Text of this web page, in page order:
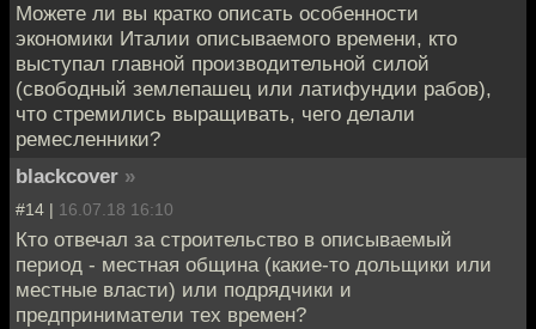
Можете ли вы кратко описать особенности
экономики Италии описываемого времени, кто
выступал главной производительной силой
(свободный землепашец или латифундии рабов),
что стремились выращивать, чего делали
ремесленники?
blackcover »
#14 | 16.07.18 16:10
Кто отвечал за строительство в описываемый
период - местная община (какие-то дольщики или
местные власти) или подрядчики и
предприниматели тех времен?